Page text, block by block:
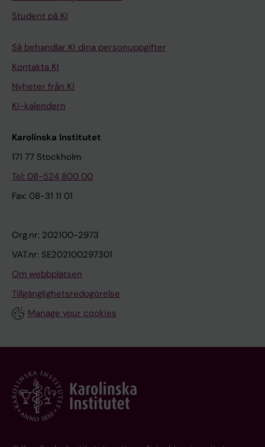
Student på KI
Så behandlar KI dina personuppgifter
Kontakta KI
Nyheter från KI
KI-kalendern
Karolinska Institutet
171 77 Stockholm
Tel: 08-524 800 00
Fax: 08-31 11 01
Org.nr: 202100-2973
VAT.nr: SE202100297301
Om webbplatsen
Tillgänglighetsredogörelse
Manage your cookies